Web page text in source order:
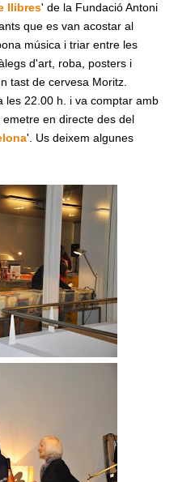
llibres' de la Fundació Antoni
que es van acostar al
música i triar entre les
d'art, roba, posters i
tast de cervesa Moritz.
les 22.00 h. i va comptar amb
en directe des del
'. Us deixem algunes